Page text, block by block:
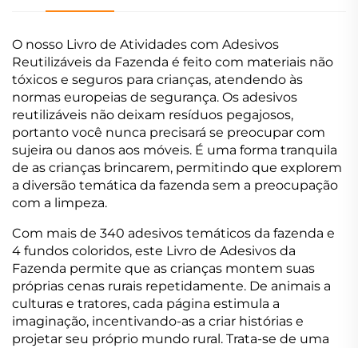
O nosso Livro de Atividades com Adesivos
Reutilizáveis da Fazenda é feito com materiais não
tóxicos e seguros para crianças, atendendo às
normas europeias de segurança. Os adesivos
reutilizáveis não deixam resíduos pegajosos,
portanto você nunca precisará se preocupar com
sujeira ou danos aos móveis. É uma forma tranquila
de as crianças brincarem, permitindo que explorem
a diversão temática da fazenda sem a preocupação
com a limpeza.
Com mais de 340 adesivos temáticos da fazenda e
4 fundos coloridos, este Livro de Adesivos da
Fazenda permite que as crianças montem suas
próprias cenas rurais repetidamente. De animais a
culturas e tratores, cada página estimula a
imaginação, incentivando-as a criar histórias e
projetar seu próprio mundo rural. Trata-se de uma